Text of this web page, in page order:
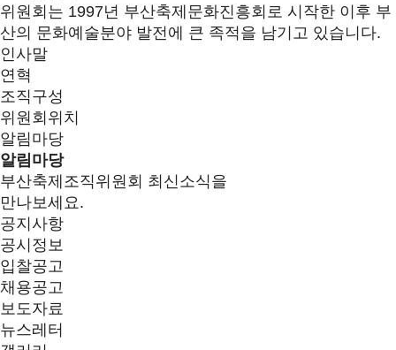
위원회는 1997년 부산축제문화진흥회로 시작한 이후 부
산의 문화예술분야 발전에 큰 족적을 남기고 있습니다.
인사말
연혁
조직구성
위원회위치
알림마당
알림마당
부산축제조직위원회 최신소식을
만나보세요.
공지사항
공시정보
입찰공고
채용공고
보도자료
뉴스레터